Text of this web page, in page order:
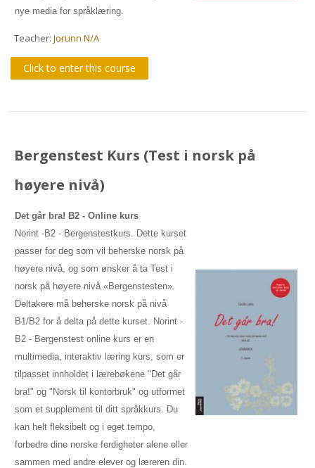
nye media for språklæring.
Teacher: Jorunn N/A
Click to enter this course
Bergenstest Kurs (Test i norsk på
høyere nivå)
Det går bra! B2 - Online kurs
Norint -B2 - Bergenstestkurs. Dette kurset
passer for deg som vil beherske norsk på
høyere nivå, og som ønsker å ta Test i
norsk på høyere nivå «Bergenstesten».
Deltakere må beherske norsk på nivå
B1/B2 for å delta på dette kurset. Norint -
B2 - Bergenstest online kurs er en
multimedia, interaktiv læring kurs, som er
tilpasset innholdet i lærebøkene "Det går
bra!" og "Norsk til kontorbruk" og utformet
som et supplement til ditt språkkurs. Du
kan helt fleksibelt og i eget tempo,
forbedre dine norske ferdigheter alene eller
sammen med andre elever og læreren din.